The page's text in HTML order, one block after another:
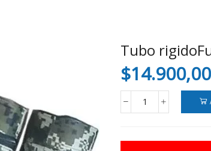
Tubo
$14.900,00
Tubo
Para